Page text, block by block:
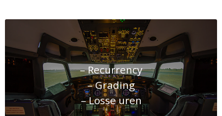
– Recurrency
– Grading
– Losse uren